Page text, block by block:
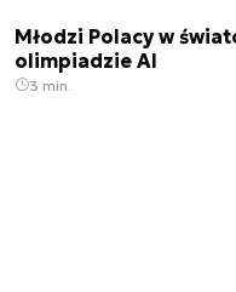
Młodzi Polacy w
olimpiadzie AI
3 min.